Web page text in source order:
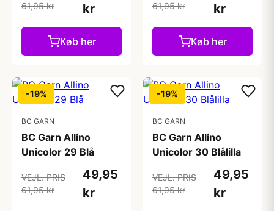
61,95 kr
kr
Køb her
61,95 kr
kr
Køb her
-19%
BC GARN
BC Garn Allino
Unicolor 29 Blå
VEJL. PRIS
61,95 kr
49,95
kr
-19%
BC GARN
BC Garn Allino
Unicolor 30 Blålilla
VEJL. PRIS
61,95 kr
49,95
kr